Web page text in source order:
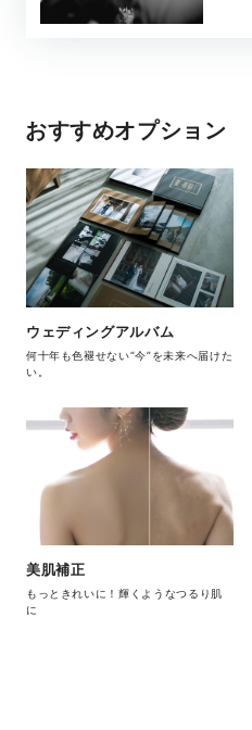
おすすめオプション
ウェディングアルバム
何十年も色褪せない“今”を未来へ届けた
い。
美肌補正
もっときれいに！輝くようなつるり肌
に